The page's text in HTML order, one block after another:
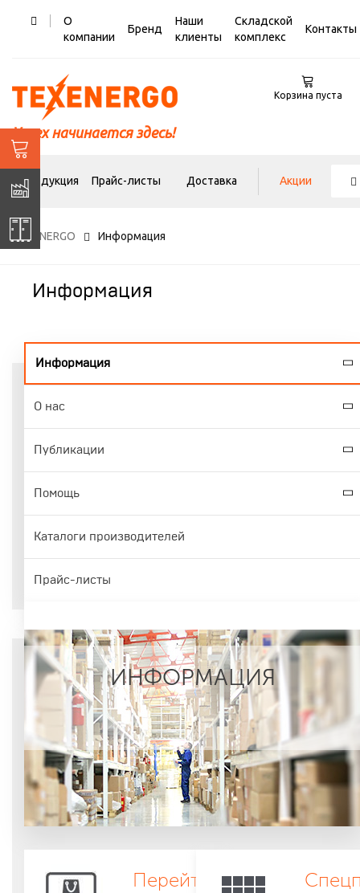
О
компании
Бренд
Наши
клиенты
Складской
комплекс
Контакты
Успех начинается здесь!
Корзина пуста
Продукция Прайс-листы Доставка Акции
TEXENERGO Информация
Информация
Информация
О нас
Публикации
Помощь
Каталоги производителей
Прайс-листы
ИНФОРМАЦИЯ
Перейти